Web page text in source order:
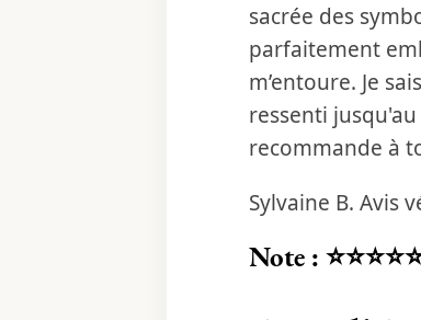
sacrée des
parfaitement
m’entoure. Je
ressenti
recommande à
Sylvaine B. Avis
Note :